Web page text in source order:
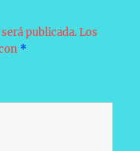
publicada. Los
*